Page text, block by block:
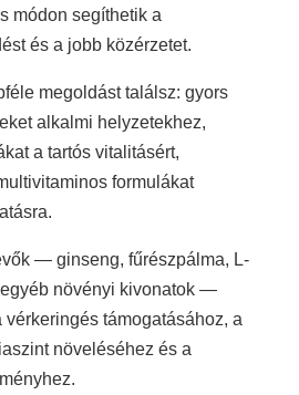
módon segíthetik a
és a jobb közérzetet.
megoldást találsz: gyors
alkalmi helyzetekhez,
a tartós vitalitásért,
formulákat
— ginseng, fűrészpálma, L-
növényi kivonatok —
vérkeringés támogatásához, a
növeléséhez és a